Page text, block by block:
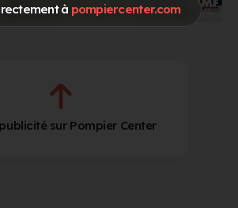
à pompiercenter.com
sur Pompier Center